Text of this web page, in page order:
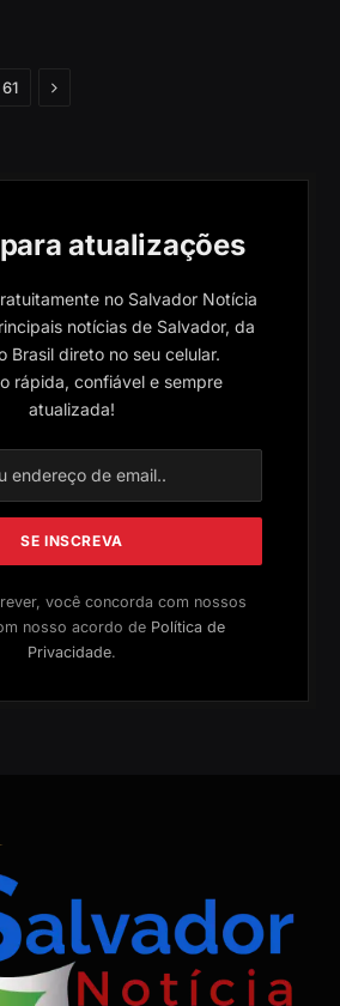
61 Próximo
atualizações
no Salvador Notícia
notícias de Salvador, da
Brasil direto no seu celular.
rápida, confiável e sempre
atualizada!
você concorda com nossos
nosso acordo de Política de
Privacidade.